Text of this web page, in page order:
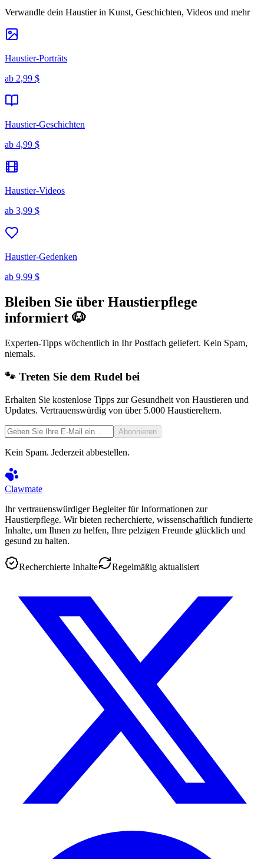
Verwandle dein Haustier in Kunst, Geschichten, Videos und mehr
Haustier-Porträts
ab 2,99 $
Haustier-Geschichten
ab 4,99 $
Haustier-Videos
ab 3,99 $
Haustier-Gedenken
ab 9,99 $
Bleiben Sie über Haustierpflege
informiert 🐶
Experten-Tipps wöchentlich in Ihr Postfach geliefert. Kein Spam,
niemals.
🐾 Treten Sie dem Rudel bei
Erhalten Sie kostenlose Tipps zur Gesundheit von Haustieren und
Updates. Vertrauenswürdig von über 5.000 Haustiereltern.
Abonnieren
Kein Spam. Jederzeit abbestellen.
Clawmate
Ihr vertrauenswürdiger Begleiter für Informationen zur
Haustierpflege. Wir bieten recherchierte, wissenschaftlich fundierte
Inhalte, um Ihnen zu helfen, Ihre pelzigen Freunde glücklich und
gesund zu halten.
Recherchierte Inhalte Regelmäßig aktualisiert